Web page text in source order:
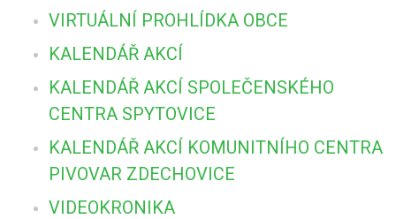
VIRTUÁLNÍ PROHLÍDKA OBCE
KALENDÁŘ AKCÍ
KALENDÁŘ AKCÍ SPOLEČENSKÉHO
CENTRA SPYTOVICE
KALENDÁŘ AKCÍ KOMUNITNÍHO CENTRA
PIVOVAR ZDECHOVICE
VIDEOKRONIKA